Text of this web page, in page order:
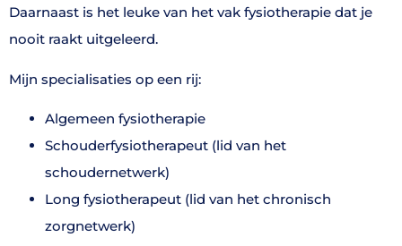
Daarnaast is het leuke van het vak fysiotherapie dat je
nooit raakt uitgeleerd.
Mijn specialisaties op een rij:
Algemeen fysiotherapie
Schouderfysiotherapeut (lid van het
schoudernetwerk)
Long fysiotherapeut (lid van het chronisch
zorgnetwerk)